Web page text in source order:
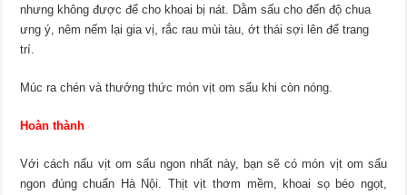
nhưng không được để cho khoai bị nát. Dằm sấu cho đến độ chua
ưng ý, nêm nếm lại gia vị, rắc rau mùi tàu, ớt thái sợi lên để trang
trí.
Múc ra chén và thưởng thức món vịt om sấu khi còn nóng.
Hoàn thành
Với cách nấu vịt om sấu ngon nhất này, bạn sẽ có món vịt om sấu
ngon đúng chuẩn Hà Nội. Thịt vịt thơm mềm, khoai sọ béo ngọt,